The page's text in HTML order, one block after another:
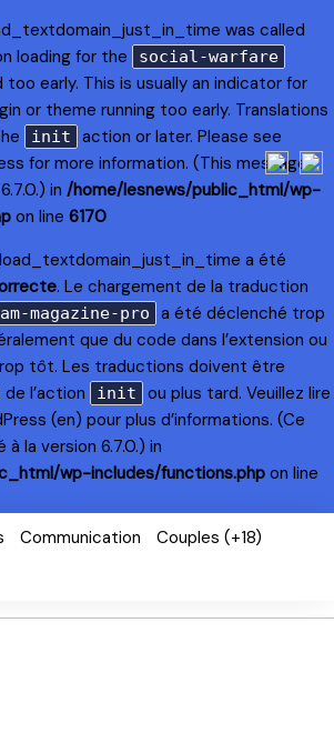
was called
loading for the social-warfare
early. This is usually an indicator for
or theme running too early. Translations
init
action or later. Please see
for more information. (This message
in /home/lesnews/public_html/wp-
on line 6170
a été
. Le chargement de la traduction
magazine-pro
a été déclenché trop
que du code dans l’extension ou
tôt. Les traductions doivent être
l’action
init
ou plus tard. Veuillez lire
(en) pour plus d’informations. (Ce
la version 6.7.0.) in
wp-includes/functions.php on line
Communication Couples (+18)